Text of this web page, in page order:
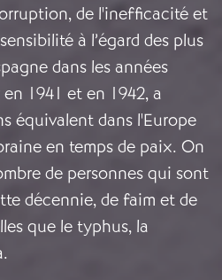
de l'inefficacité et
à l’égard des plus
dans les années
1941 et en 1942, a
équivalent dans l'Europe
en temps de paix. On
de personnes qui sont
décennie, de faim et de
que le typhus, la